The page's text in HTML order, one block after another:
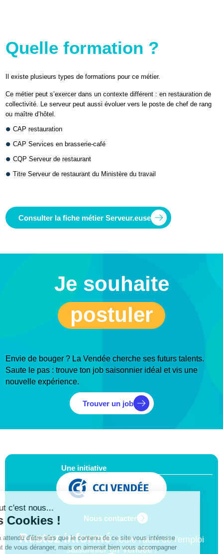
Quelle formation ?
Il existe plusieurs types de formations pour ce métier.
Ce métier peut s’exercer dans un contexte différent : en restauration de
collectivité. Le serveur peut aussi évoluer vers le poste de chef de rang
ou maître d’hôtel.
CAP restauration
CAP Services en brasserie-café
CQP Serveur de restaurant
Titre Serveur de restaurant du Ministère du travail
Consulter la fiche métier Serveur.euse
Je souhaite
postuler
Envie de bouger ? La Vendée cherche ses futurs talents.
Saute le pas : trouve ton job saisonnier idéal et vis une
nouvelle expérience.
Trouver un job
Une initiative
Restez informéToute l'actu de l'emploi
saisonnier en Vendée !
Nous contacter